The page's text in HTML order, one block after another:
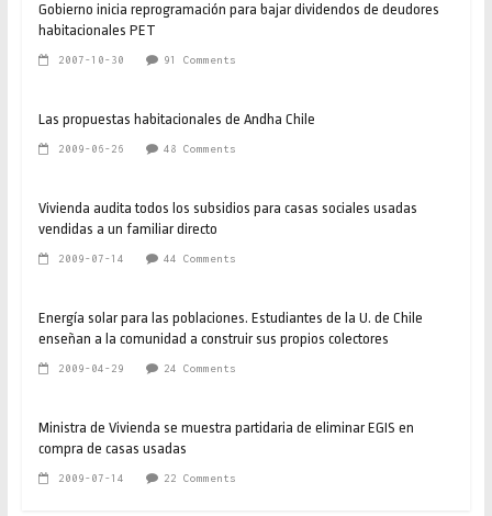
Gobierno inicia reprogramación para bajar dividendos de deudores
habitacionales PET
2007-10-30 91 Comments
Las propuestas habitacionales de Andha Chile
2009-06-26 48 Comments
Vivienda audita todos los subsidios para casas sociales usadas
vendidas a un familiar directo
2009-07-14 44 Comments
Energía solar para las poblaciones. Estudiantes de la U. de Chile
enseñan a la comunidad a construir sus propios colectores
2009-04-29 24 Comments
Ministra de Vivienda se muestra partidaria de eliminar EGIS en
compra de casas usadas
2009-07-14 22 Comments